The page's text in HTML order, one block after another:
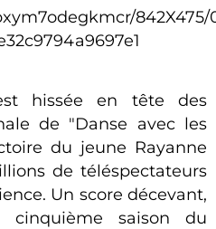
hissée en tête des
de "Danse avec les
du jeune Rayanne
de téléspectateurs
Un score décevant,
saison du